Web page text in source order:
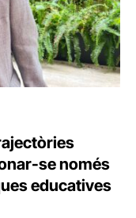
se només
educatives